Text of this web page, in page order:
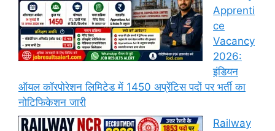
Apprenti
ce
Vacancy
2026:
इंडियन
ऑयल कॉरपोरेशन लिमिटेड में 1450 अप्रेंटिस पदों पर भर्ती का
नोटिफिकेशन जारी
Railway